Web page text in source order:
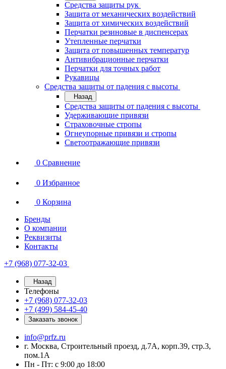
Средства защиты рук
Защита от механических воздействий
Защита от химических воздействий
Перчатки резиновые в диспенсерах
Утепленные перчатки
Защита от повышенных температур
Антивибрационные перчатки
Перчатки для точных работ
Рукавицы
Средства защиты от падения с высоты
Назад
Средства защиты от падения с высоты
Удерживающие привязи
Страховочные стропы
Огнеупорные привязи и стропы
Светоотражающие привязи
0 Сравнение
0 Избранное
0 Корзина
Бренды
О компании
Реквизиты
Контакты
+7 (968) 077-32-03
Назад
Телефоны
+7 (968) 077-32-03
+7 (499) 584-45-40
Заказать звонок
info@prfz.ru
г. Москва, Строительный проезд, д.7А, корп.39, стр.3,
пом.1А
Пн - Пт: с 9:00 до 18:00